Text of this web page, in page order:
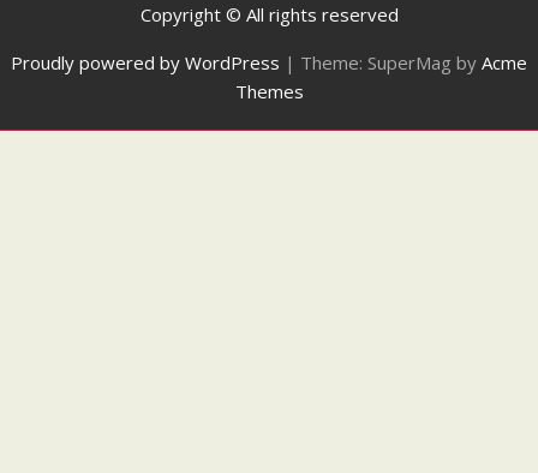
Copyright © All rights reserved
Proudly powered by WordPress | Theme: SuperMag by Acme
Themes